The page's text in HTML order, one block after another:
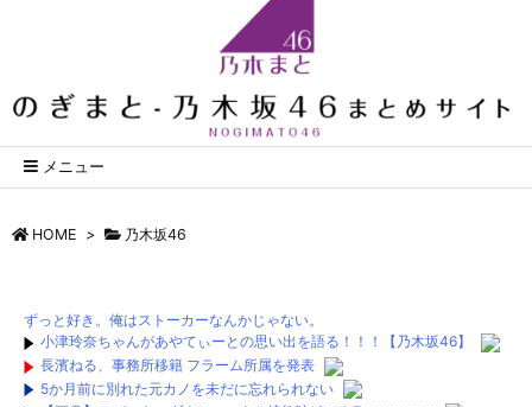
メニュー
HOME > 乃木坂46
ずっと好き。俺はストーカーなんかじゃない。
小津玲奈ちゃんがあやてぃーとの思い出を語る！！！【乃木坂46】
長濱ねる、事務所移籍 フラーム所属を発表
5か月前に別れた元カノを未だに忘れられない